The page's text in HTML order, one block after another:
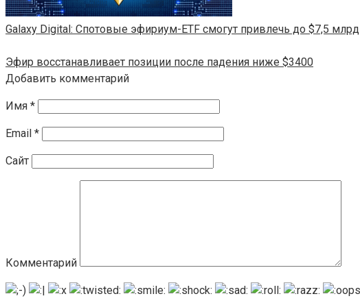
Galaxy Digital: Спотовые эфириум-ETF смогут привлечь до $7,5 млрд
Эфир восстанавливает позиции после падения ниже $3400
Добавить комментарий
Имя *
Email *
Сайт
Комментарий